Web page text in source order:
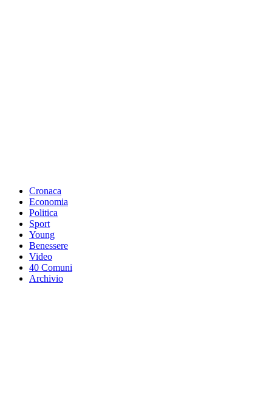
Cronaca
Economia
Politica
Sport
Young
Benessere
Video
40 Comuni
Archivio